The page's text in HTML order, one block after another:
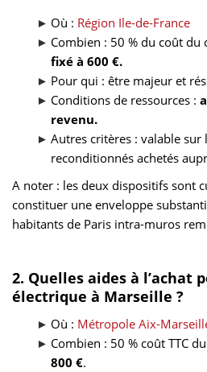
Où : Région Ile-de-France
Combien : 50 % du coût du
fixé à 600 €.
Pour qui : être majeur et
Conditions de ressources :
revenu.
Autres critères : valable sur
reconditionnés achetés
A noter : les deux dispositifs sont
constituer une enveloppe
habitants de Paris intra-muros
2. Quelles aides à l’achat
électrique à Marseille ?
Où : Métropole Aix-
Combien : 50 % coût TTC
800 €.